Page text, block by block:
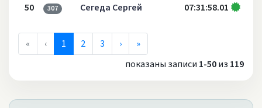
50 307 Сегеда Сергей 07:31:58.01
« ‹ 1 2 3 ›
»
показаны записи 1-50из 119